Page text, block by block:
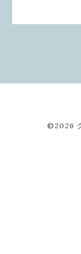
©2026